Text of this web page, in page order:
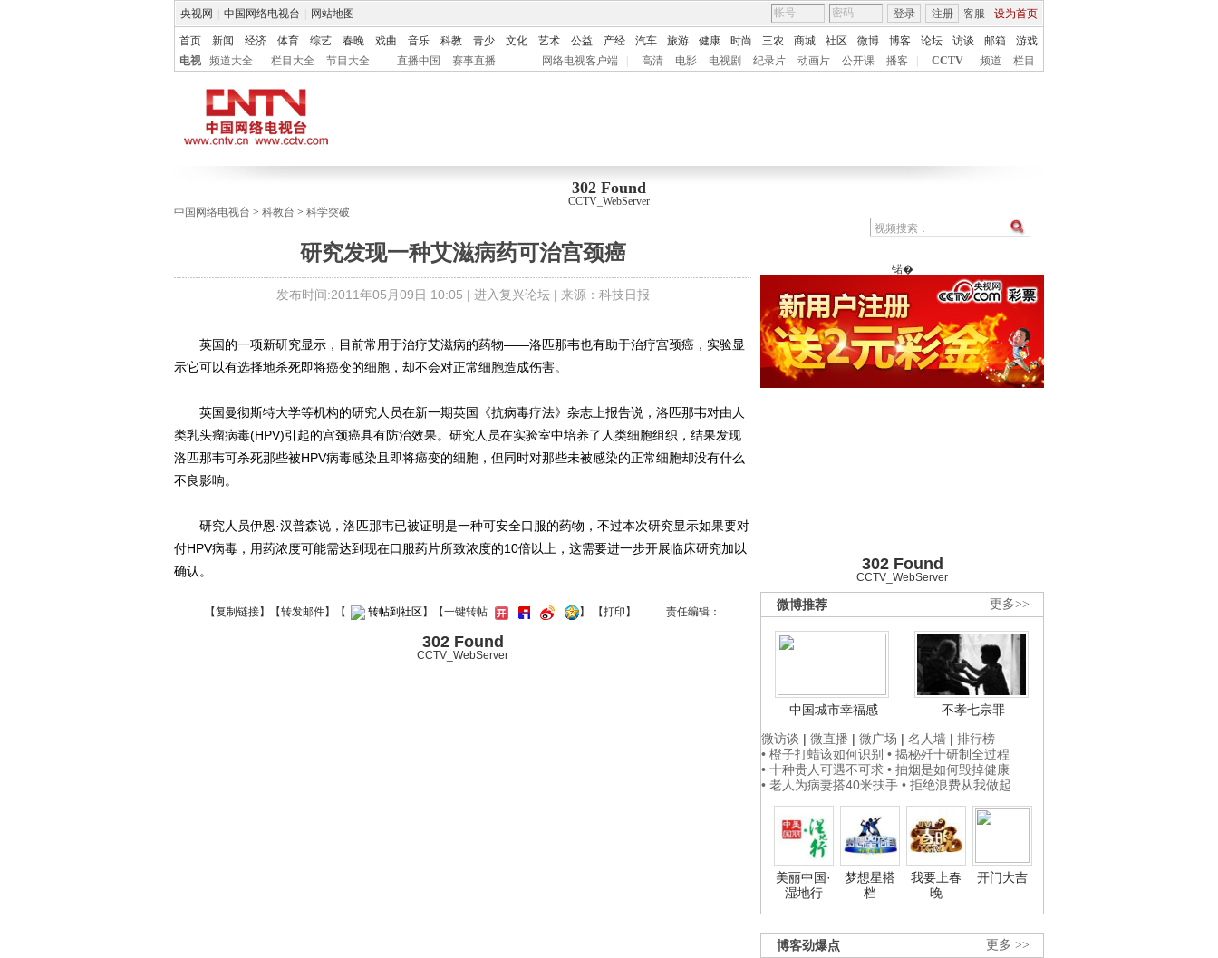
央视网 中国网络电视台 网站地图 客服 设为首页
登录 注册
首页 新闻 经济 体育 综艺 春晚 戏曲 音乐 科教 青少 文化 艺术 公益 产经 汽车 旅游 健康 时尚 三农 商城 社区 微博 博客 论坛 访谈 邮箱
游戏
电视
频道大全 栏目大全 节目大全 直播中国 赛事直播 网络电视客户端 高清 电影 电视剧 纪录片 动画片 公开课 播客 CCTV 频道 栏目
302 Found
CCTV_WebServer
中国网络电视台 > 科教台 > 科学突破
锘�
302 Found
CCTV_WebServer
更多>>
微博推荐
中国城市幸福感
不孝七宗罪
微访谈 | 微直播 | 微广场 | 名人墙 | 排行榜
• 橙子打蜡该如何识别 • 揭秘歼十研制全过程
• 十种贵人可遇不可求 • 抽烟是如何毁掉健康
• 老人为病妻搭40米扶手 • 拒绝浪费从我做起
美丽中国·
湿地行
梦想星搭
档
我要上春
晚
开门大吉
更多 >>
博客劲爆点
研究发现一种艾滋病药可治宫颈癌
发布时间:2011年05月09日 10:05 | 进入复兴论坛| 来源： 科技日报
英国的一项新研究显示，目前常用于治疗艾滋病的药物——洛匹那韦也有助于治疗宫颈癌，实验显
示它可以有选择地杀死即将癌变的细胞，却不会对正常细胞造成伤害。
英国曼彻斯特大学等机构的研究人员在新一期英国《抗病毒疗法》杂志上报告说，洛匹那韦对由人
类乳头瘤病毒(HPV)引起的宫颈癌具有防治效果。研究人员在实验室中培养了人类细胞组织，结果发现
洛匹那韦可杀死那些被HPV病毒感染且即将癌变的细胞，但同时对那些未被感染的正常细胞却没有什么
不良影响。
研究人员伊恩·汉普森说，洛匹那韦已被证明是一种可安全口服的药物，不过本次研究显示如果要对
付HPV病毒，用药浓度可能需达到现在口服药片所致浓度的10倍以上，这需要进一步开展临床研究加以
确认。
【复制链接】【转发邮件】 【 转帖到社区 】【一键转帖 】 【打印 】 责任编辑：
302 Found
CCTV_WebServer